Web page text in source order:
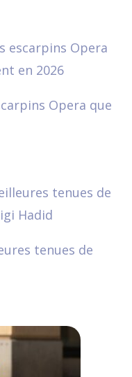
Opera que
tenues de